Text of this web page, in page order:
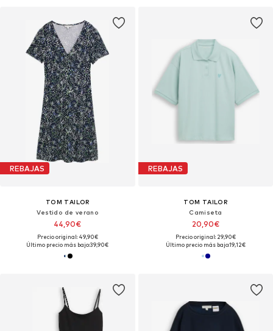
REBAJAS
TOM TAILOR
Vestido de verano
44,90€
Precio original: 49,90€
Último precio más bajo:39,90€
REBAJAS
TOM TAILOR
Camiseta
20,90€
Precio original: 29,90€
Último precio más bajo:19,12€